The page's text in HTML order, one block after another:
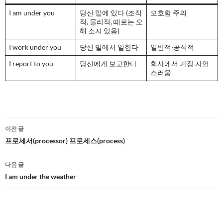
I am under you
당신 밑에 있다 (조직
적, 물리적, 때로는 오
해 소지 있음)
모호함 주의
I work under you 당신 밑에서 일한다
일반적·공식적
I report to you
당신에게 보고한다
회사에서 가장 자연
스러움
글
네
비
게
이
이전 글
프로세서(processor) 프로세스(process)
다음 글
I am under the weather